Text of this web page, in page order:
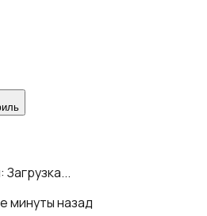
Загрузка...
минуты назад